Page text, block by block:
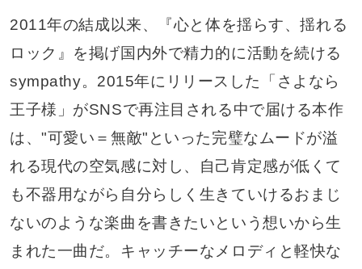
2011年の結成以来、『心と体を揺らす、揺れる
ロック』を掲げ国内外で精力的に活動を続ける
sympathy。2015年にリリースした「さよなら
王子様」がSNSで再注目される中で届ける本作
は、"可愛い＝無敵"といった完璧なムードが溢
れる現代の空気感に対し、自己肯定感が低くて
も不器用ながら自分らしく生きていけるおまじ
ないのような楽曲を書きたいという想いから生
まれた一曲だ。キャッチーなメロディと軽快な